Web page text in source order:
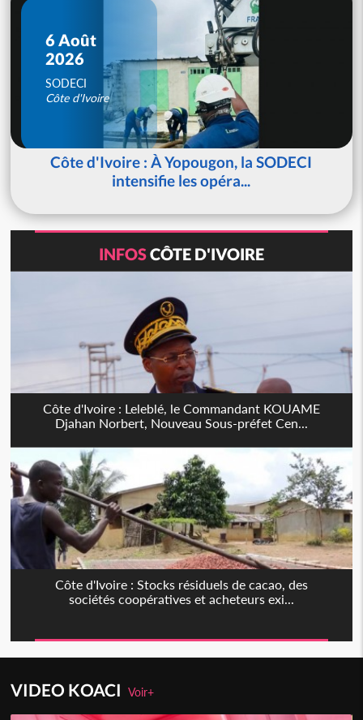
6 Août
2026
SODECI
Côte d'Ivoire
Côte d'Ivoire : À Yopougon, la SODECI
intensifie les opéra...
INFOSCÔTE D'IVOIRE
Côte d'Ivoire : Leleblé, le Commandant KOUAME
Djahan Norbert, Nouveau Sous-préfet Cen...
Côte d'Ivoire : Stocks résiduels de cacao, des
sociétés coopératives et acheteurs exi...
VIDEO KOACIVoir+